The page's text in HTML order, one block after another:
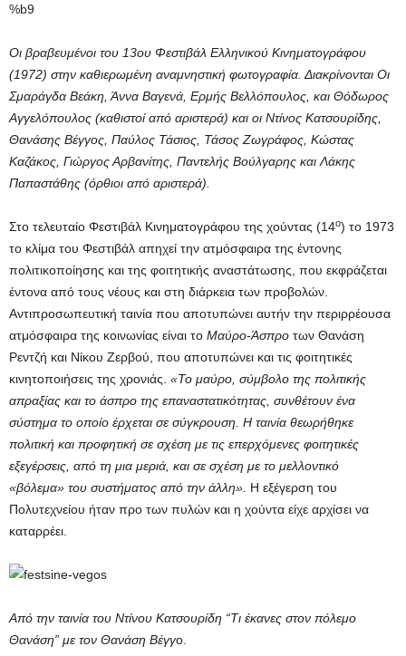
Οι βραβευμένοι του 13ου Φεστιβάλ Ελληνικού Κινηματογράφου
(1972) στην καθιερωμένη αναμνηστική φωτογραφία. Διακρίνονται Οι
Σμαράγδα Βεάκη, Άννα Βαγενά, Ερμής Βελλόπουλος, και Θόδωρος
Αγγελόπουλος (καθιστοί από αριστερά) και οι Ντίνος Κατσουρίδης,
Θανάσης Βέγγος, Παύλος Τάσιος, Τάσος Ζωγράφος, Κώστας
Καζάκος, Γιώργος Αρβανίτης, Παντελής Βούλγαρης και Λάκης
Παπαστάθης (όρθιοι από αριστερά).
Στο τελευταίο Φεστιβάλ Κινηματογράφου της χούντας (14ο) το 1973
το κλίμα του Φεστιβάλ απηχεί την ατμόσφαιρα της έντονης
πολιτικοποίησης και της φοιτητικής αναστάτωσης, που εκφράζεται
έντονα από τους νέους και στη διάρκεια των προβολών.
Αντιπροσωπευτική ταινία που αποτυπώνει αυτήν την περιρρέουσα
ατμόσφαιρα της κοινωνίας είναι το Μαύρο-Άσπρο των Θανάση
Ρεντζή και Νίκου Ζερβού, που αποτυπώνει και τις φοιτητικές
κινητοποιήσεις της χρονιάς. «Το μαύρο, σύμβολο της πολιτικής
απραξίας και το άσπρο της επαναστατικότητας, συνθέτουν ένα
σύστημα το οποίο έρχεται σε σύγκρουση. Η ταινία θεωρήθηκε
πολιτική και προφητική σε σχέση με τις επερχόμενες φοιτητικές
εξεγέρσεις, από τη μια μεριά, και σε σχέση με το μελλοντικό
«βόλεμα» του συστήματος από την άλλη». Η εξέγερση του
Πολυτεχνείου ήταν προ των πυλών και η χούντα είχε αρχίσει να
καταρρέει.
Από την ταινία του Ντίνου Κατσουρίδη “Τι έκανες στον πόλεμο
Θανάση” με τον Θανάση Βέγγο.